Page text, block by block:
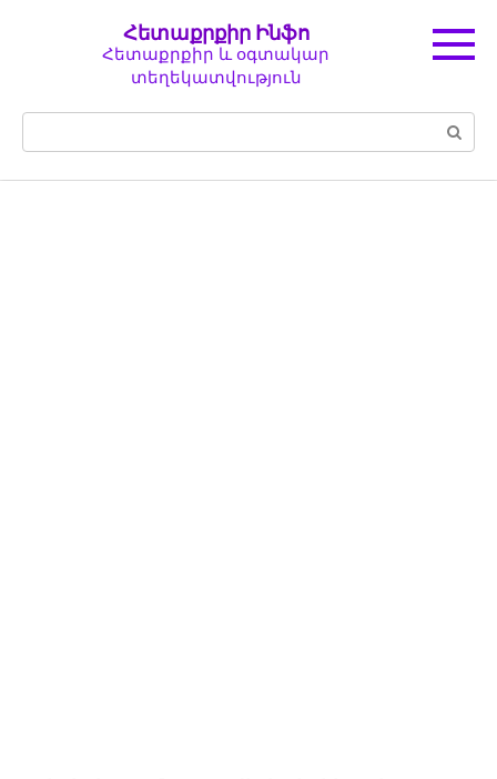
Հետաքրքիր Ինֆո
Հետաքրքիր և օգտակար
տեղեկատվություն